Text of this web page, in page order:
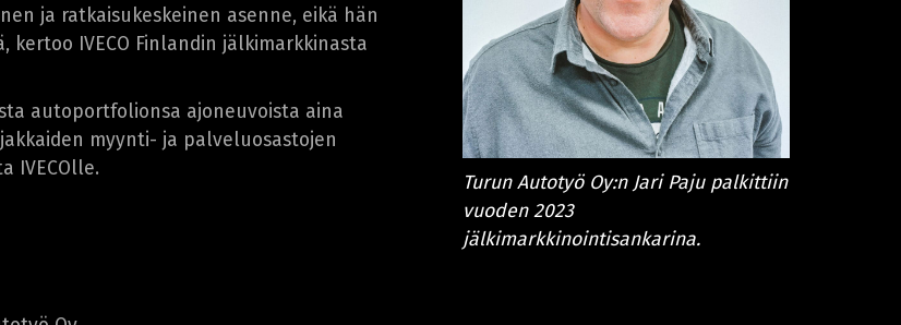
Turun Autotyö Oy:n Jari Paju palkittiin
vuoden 2023
jälkimarkkinointisankarina.
ja ratkaisukeskeinen asenne, eikä hän
IVECO Finlandin jälkimarkkinasta
autoportfolionsa ajoneuvoista aina
myynti- ja palveluosastojen
IVECOlle.